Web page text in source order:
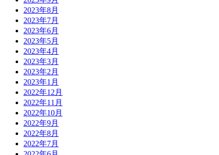
2023年8月
2023年7月
2023年6月
2023年5月
2023年4月
2023年3月
2023年2月
2023年1月
2022年12月
2022年11月
2022年10月
2022年9月
2022年8月
2022年7月